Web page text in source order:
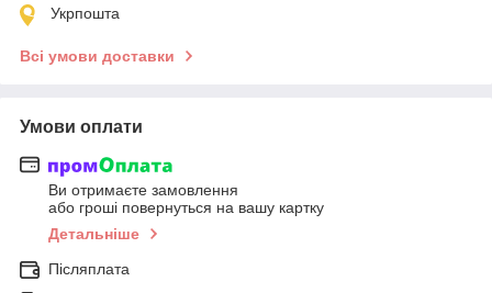
Укрпошта
Всі умови доставки
Умови оплати
Ви отримаєте замовлення
або гроші повернуться на вашу картку
Детальніше
Післяплата